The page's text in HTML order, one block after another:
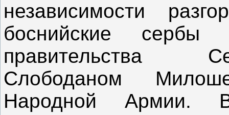
независимости
боснийские сербы
правительства
Слободаном
Народной Армии.